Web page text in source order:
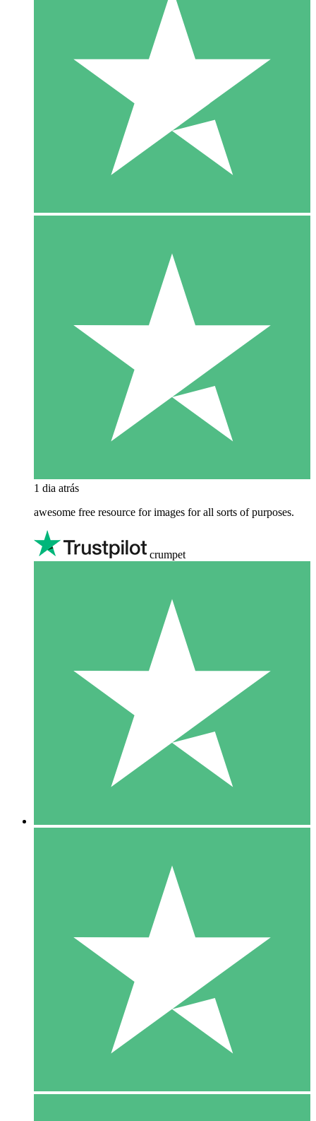
1 dia atrás
awesome free resource for images for all sorts of purposes.
crumpet